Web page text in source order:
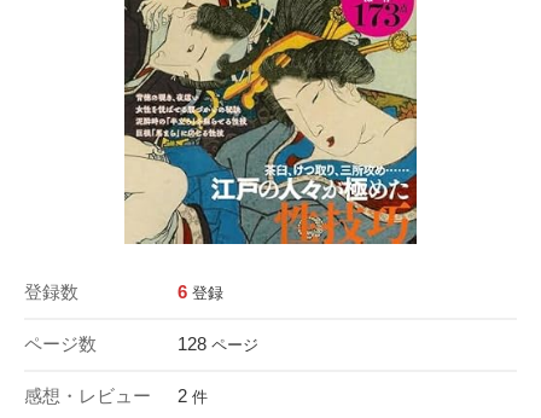
登録数 6 登録
ページ数 128 ページ
感想・レビュー 2 件